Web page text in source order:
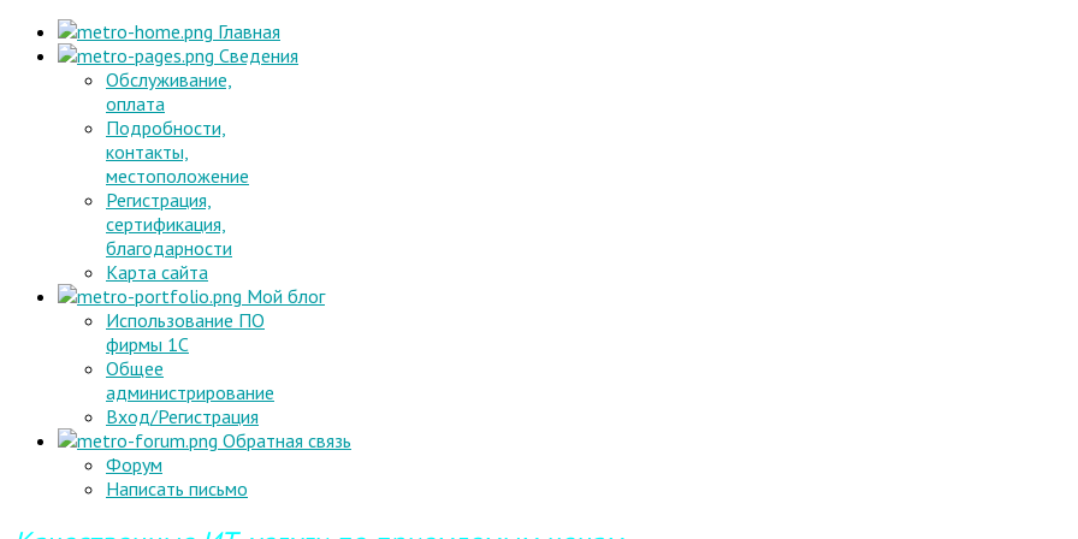
Главная
Сведения
Обслуживание,
оплата
Подробности,
контакты,
местоположение
Регистрация,
сертификация,
благодарности
Карта сайта
Мой блог
Использование ПО
фирмы 1С
Общее
администрирование
Вход/Регистрация
Обратная связь
Форум
Написать письмо